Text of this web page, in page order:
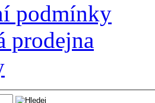
podmínky
prodejna